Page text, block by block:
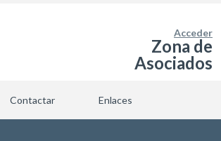
Acceder
Zona de
Asociados
Contactar Enlaces